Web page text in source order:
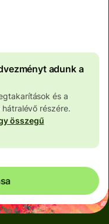
adunk a
és a
részére.
összegű